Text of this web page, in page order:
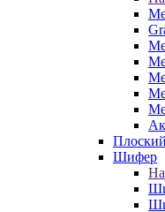
Шифер